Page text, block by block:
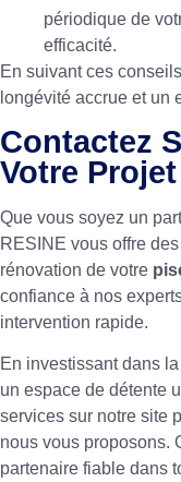
périodique de
efficacité.
En suivant ces
longévité accrue et un
Contactez
Votre Projet
Que vous soyez un
RESINE vous offre
rénovation de votre
confiance à nos
intervention rapide.
En investissant dans
un espace de détente
services sur notre site
nous vous proposons.
partenaire fiable dans